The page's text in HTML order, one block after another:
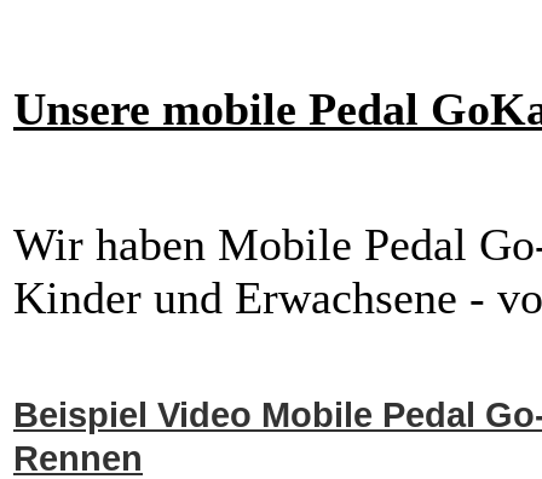
Unsere mobile Pedal
Wir haben Mobile Pedal
Kinder und Erwachsene -
Beispiel Video Mobile Pedal
Rennen